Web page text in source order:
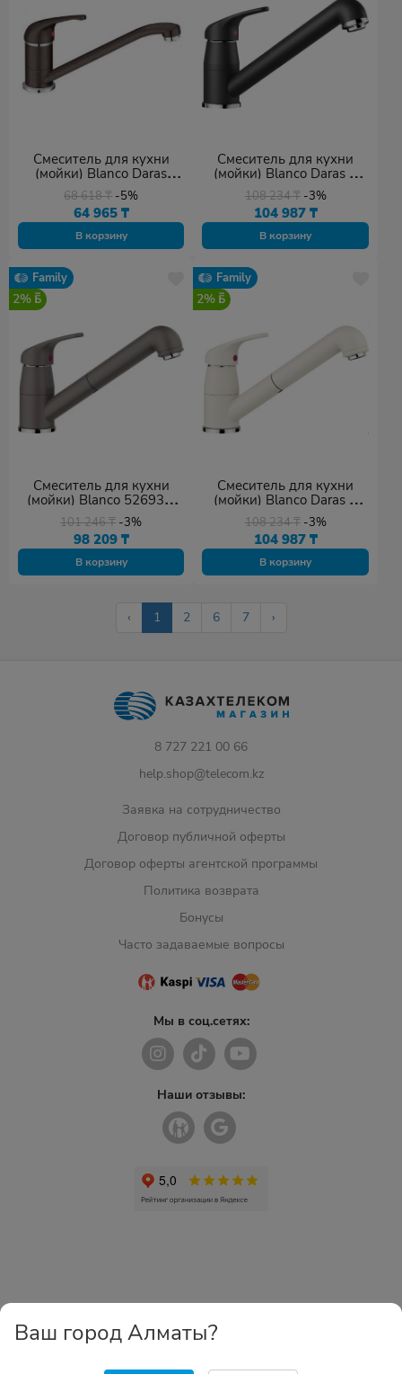
Смеситель для кухни
(мойки) Blanco Daras
(517729) кофейный
68 618₸ -5%
64 965 ₸
В корзину
Смеситель для кухни
(мойки) Blanco Daras S
517732, однозахватный
108 234₸ -3%
104 987 ₸
В корзину
Family
2%
Смеситель для кухни
(мойки) Blanco 526936,
однозахватный
101 246₸ -3%
98 209 ₸
В корзину
Family
2%
Смеситель для кухни
(мойки) Blanco Daras S
(526937) мягкий белый
108 234₸ -3%
104 987 ₸
В корзину
‹ 1 2 6 7 ›
8 727 221 00 66
help.shop@telecom.kz
Заявка на сотрудничество
Договор публичной оферты
Договор оферты агентской программы
Политика возврата
Бонусы
Часто задаваемые вопросы
Мы в соц.сетях:
Наши отзывы:
Ваш город Алматы?